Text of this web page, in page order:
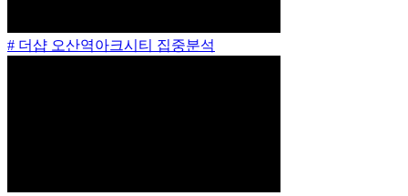
# 더샵 오산역아크시티 집중분석